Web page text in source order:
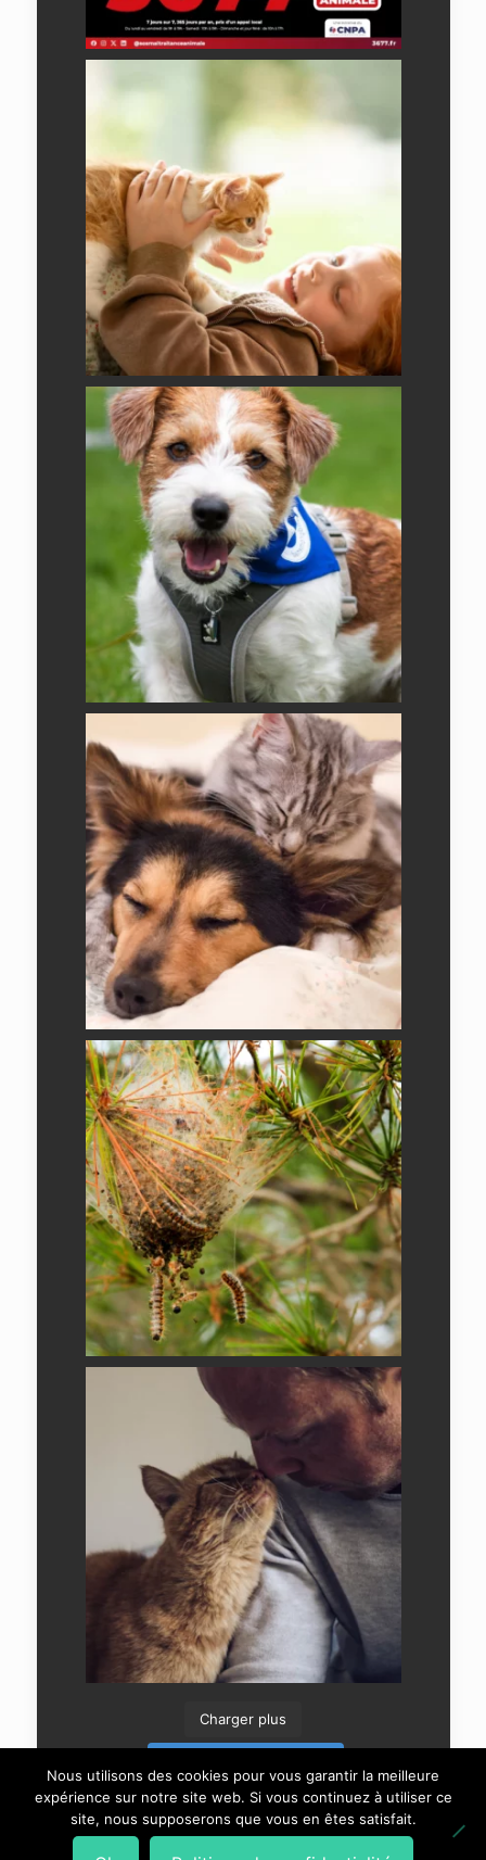
Charger plus
Nous utilisons des cookies pour vous garantir la meilleure
expérience sur notre site web. Si vous continuez à utiliser ce
site, nous supposerons que vous en êtes satisfait.